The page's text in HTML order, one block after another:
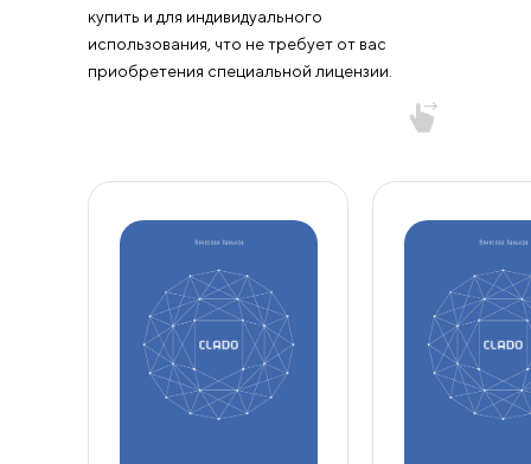
купить и для индивидуального
использования, что не требует от вас
приобретения специальной лицензии.